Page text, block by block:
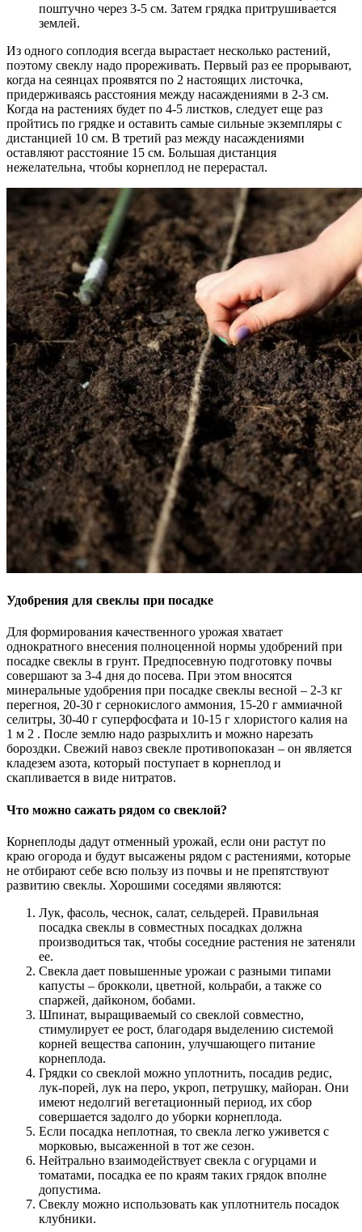
поштучно через 3-5 см. Затем грядка притрушивается
землей.
Из одного соплодия всегда вырастает несколько растений,
поэтому свеклу надо прореживать. Первый раз ее прорывают,
когда на сеянцах проявятся по 2 настоящих листочка,
придерживаясь расстояния между насаждениями в 2-3 см.
Когда на растениях будет по 4-5 листков, следует еще раз
пройтись по грядке и оставить самые сильные экземпляры с
дистанцией 10 см. В третий раз между насаждениями
оставляют расстояние 15 см. Большая дистанция
нежелательна, чтобы корнеплод не перерастал.
Удобрения для свеклы при посадке
Для формирования качественного урожая хватает
однократного внесения полноценной нормы удобрений при
посадке свеклы в грунт. Предпосевную подготовку почвы
совершают за 3-4 дня до посева. При этом вносятся
минеральные удобрения при посадке свеклы весной – 2-3 кг
перегноя, 20-30 г сернокислого аммония, 15-20 г аммиачной
селитры, 30-40 г суперфосфата и 10-15 г хлористого калия на
1 м 2 . После землю надо разрыхлить и можно нарезать
бороздки. Свежий навоз свекле противопоказан – он является
кладезем азота, который поступает в корнеплод и
скапливается в виде нитратов.
Что можно сажать рядом со свеклой?
Корнеплоды дадут отменный урожай, если они растут по
краю огорода и будут высажены рядом с растениями, которые
не отбирают себе всю пользу из почвы и не препятствуют
развитию свеклы. Хорошими соседями являются:
Лук, фасоль, чеснок, салат, сельдерей. Правильная
посадка свеклы в совместных посадках должна
производиться так, чтобы соседние растения не затеняли
ее.
Свекла дает повышенные урожаи с разными типами
капусты – брокколи, цветной, кольраби, а также со
спаржей, дайконом, бобами.
Шпинат, выращиваемый со свеклой совместно,
стимулирует ее рост, благодаря выделению системой
корней вещества сапонин, улучшающего питание
корнеплода.
Грядки со свеклой можно уплотнить, посадив редис,
лук-порей, лук на перо, укроп, петрушку, майоран. Они
имеют недолгий вегетационный период, их сбор
совершается задолго до уборки корнеплода.
Если посадка неплотная, то свекла легко уживется с
морковью, высаженной в тот же сезон.
Нейтрально взаимодействует свекла с огурцами и
томатами, посадка ее по краям таких грядок вполне
допустима.
Свеклу можно использовать как уплотнитель посадок
клубники.